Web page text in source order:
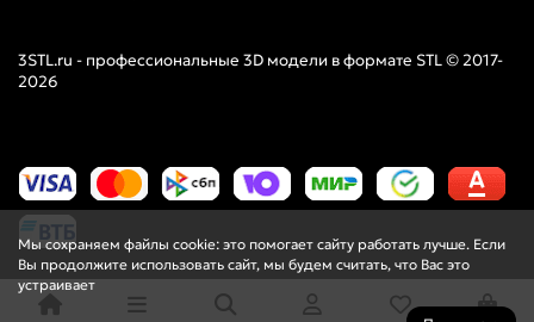
Мы сохраняем файлы cookie: это помогает сайту работать лучше. Если
Вы продолжите использовать сайт, мы будем считать, что Вас это
устраивает
3STL.ru - профессиональные 3D модели в формате STL © 2017-
2026